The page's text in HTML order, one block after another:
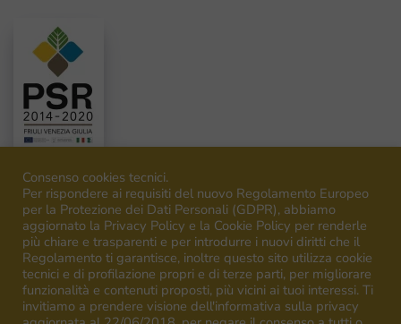
©2026Venica&Venica. All rights reserved. P.I. IT00492040316
Consenso cookies tecnici.
Per rispondere ai requisiti del nuovo Regolamento Europeo
per la Protezione dei Dati Personali (GDPR), abbiamo
aggiornato la Privacy Policy e la Cookie Policy per renderle
più chiare e trasparenti e per introdurre i nuovi diritti che il
Regolamento ti garantisce, inoltre questo sito utilizza cookie
tecnici e di profilazione propri e di terze parti, per migliorare
funzionalità e contenuti proposti, più vicini ai tuoi interessi. Ti
invitiamo a prendere visione dell'informativa sulla privacy